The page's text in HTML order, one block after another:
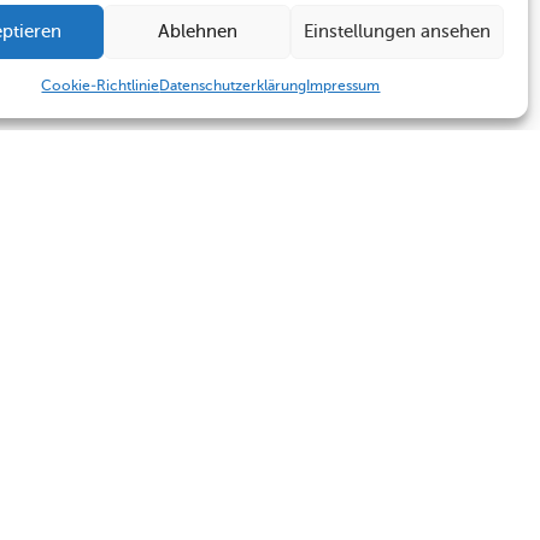
Ablehnen Einstellungen ansehen
Cookie-RichtlinieDatenschutzerklärung Impressum